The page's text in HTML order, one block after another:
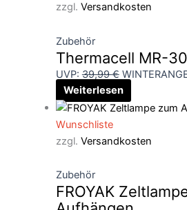
zzgl. Versandkosten
Zubehör
Thermacell MR-
UVP: 39,99€
Weiterlesen
Wunschliste
zzgl. Versandkosten
Zubehör
FROYAK